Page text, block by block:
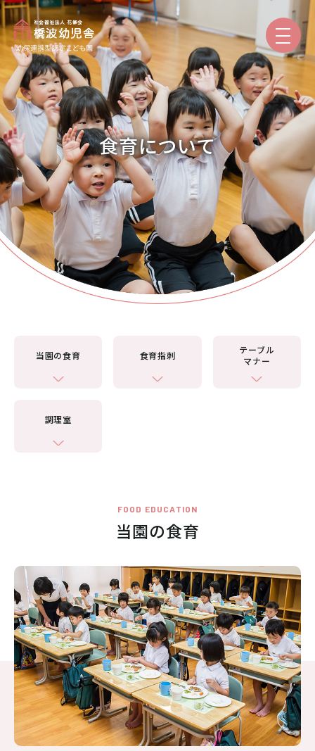
園のご紹介
保育と教育
園での生活
入園案内 保護者専用
お問い合わせ
食育について
当園の食育 食育指刺
テーブル
マナー
調理室
FOOD EDUCATION
当園の食育